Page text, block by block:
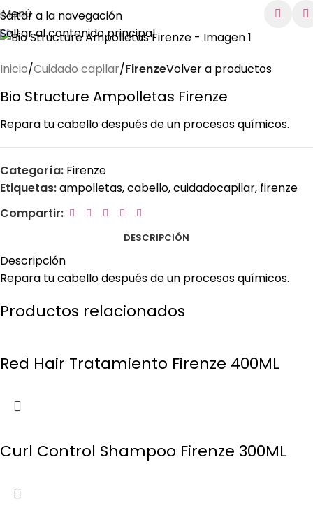
Saltar a la navegación
Saltar al contenido principal
Menú
Inicio Cuidado capilar FirenzeVolver a productos
Bio Structure Ampolletas Firenze
Repara tu cabello después de un procesos químicos.
Categoría: Firenze
Etiquetas:ampolletas,cabello,cuidadocapilar, firenze
Compartir:
DESCRIPCIÓN
Descripción
Repara tu cabello después de un procesos químicos.
Productos relacionados
Red Hair Tratamiento Firenze 400ML
Curl Control Shampoo Firenze 300ML